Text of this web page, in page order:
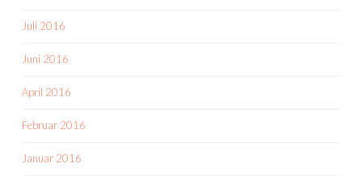
Juli 2016
Juni 2016
April 2016
Februar 2016
Januar 2016